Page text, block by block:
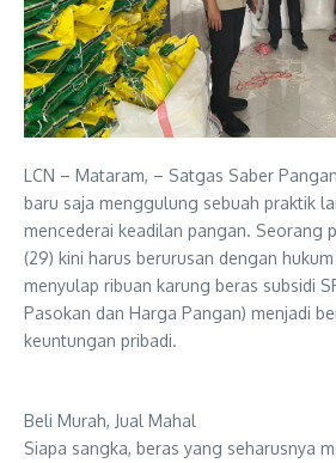
LCN – ​Mataram, – Satgas Saber
baru saja menggulung sebuah praktik
mencederai keadilan pangan. Seorang
(29) kini harus berurusan dengan
menyulap ribuan karung beras subsidi
Pasokan dan Harga Pangan) menjadi
keuntungan pribadi.
Beli Murah, Jual Mahal
​Siapa sangka, beras yang seharusnya